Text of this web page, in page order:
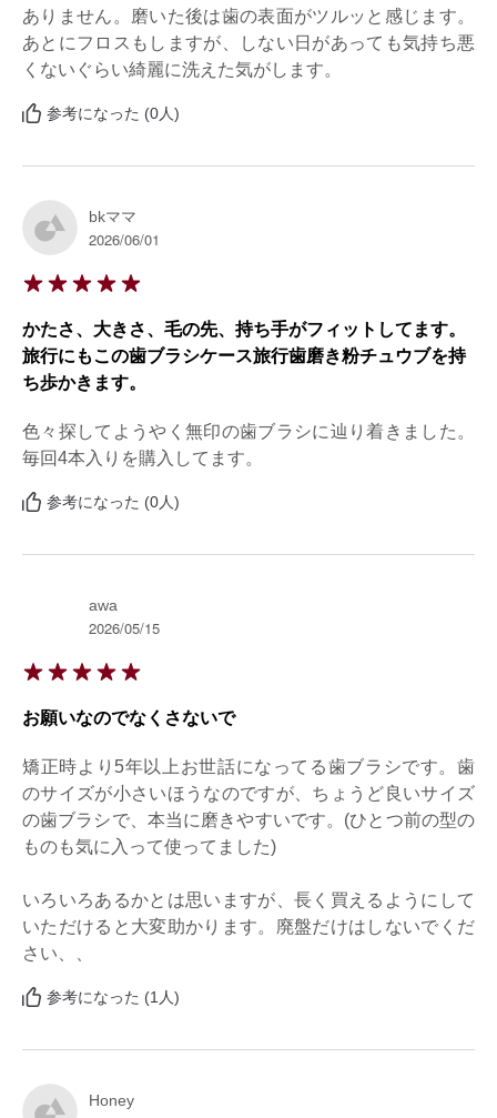
ありません。磨いた後は歯の表面がツルッと感じます。
あとにフロスもしますが、しない日があっても気持ち悪
くないぐらい綺麗に洗えた気がします。
参考になった (0人)
bkママ
2026/06/01
かたさ、大きさ、毛の先、持ち手がフィットしてます。
旅行にもこの歯ブラシケース旅行歯磨き粉チュウブを持
ち歩かきます。
色々探してようやく無印の歯ブラシに辿り着きました。
毎回4本入りを購入してます。
参考になった (0人)
awa
2026/05/15
お願いなのでなくさないで
矯正時より5年以上お世話になってる歯ブラシです。歯
のサイズが小さいほうなのですが、ちょうど良いサイズ
の歯ブラシで、本当に磨きやすいです。(ひとつ前の型の
ものも気に入って使ってました)
いろいろあるかとは思いますが、長く買えるようにして
いただけると大変助かります。廃盤だけはしないでくだ
さい、、
参考になった (1人)
Honey